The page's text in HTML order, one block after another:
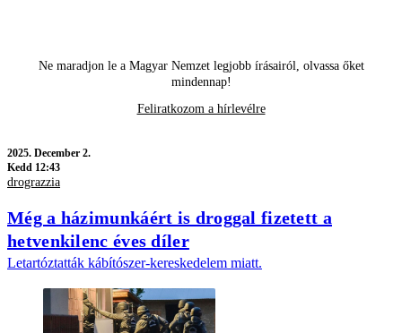
Ne maradjon le a Magyar Nemzet legjobb írásairól, olvassa őket
mindennap!
Feliratkozom a hírlevélre
2025. December 2.
Kedd 12:43
drograzzia
Még a házimunkáért is droggal fizetett a
hetvenkilenc éves díler
Letartóztatták kábítószer-kereskedelem miatt.